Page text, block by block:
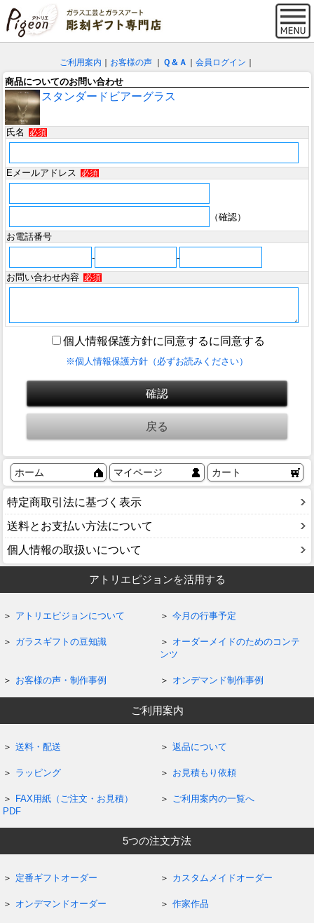
ご利用案内 お客様の声 Ｑ＆Ａ 会員ログイン
商品についてのお問い合わせ
スタンダードビアーグラス
氏名 必須
Eメールアドレス 必須
（確認）
お電話番号
-
-
お問い合わせ内容
必須
個人情報保護方針に同意するに同意する
※個人情報保護方針（必ずお読みください）
ホーム マイページ カート
特定商取引法に基づく表示
送料とお支払い方法について
個人情報の取扱いについて
アトリエピジョンを活用する
アトリエピジョンについて 今月の行事予定
ガラスギフトの豆知識
オーダーメイドのためのコンテ
ンツ
お客様の声・制作事例 オンデマンド制作事例
ご利用案内
送料・配送 返品について
ラッピング お見積もり依頼
FAX用紙（ご注文・お見積）
PDF
ご利用案内の一覧へ
5つの注文方法
定番ギフトオーダー カスタムメイドオーダー
オンデマンドオーダー 作家作品